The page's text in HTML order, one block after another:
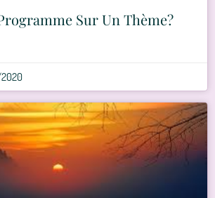
Sur Un Thème?